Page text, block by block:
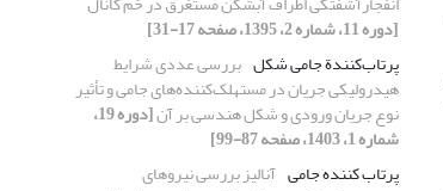
[دوره 11، شماره 2، 1395، صفحه 17-31]
پرتاب‌کنندة جامی شکل بررسی عددی شرایط
هیدرولیکی جریان در مستهلک‌کننده‌های جامی و تأثیر
نوع جریان ورودی و شکل هندسی بر آن [دوره 19،
شماره 1، 1403، صفحه 87-99]
پرتاب کننده جامی آنالیز بررسی نیروهای